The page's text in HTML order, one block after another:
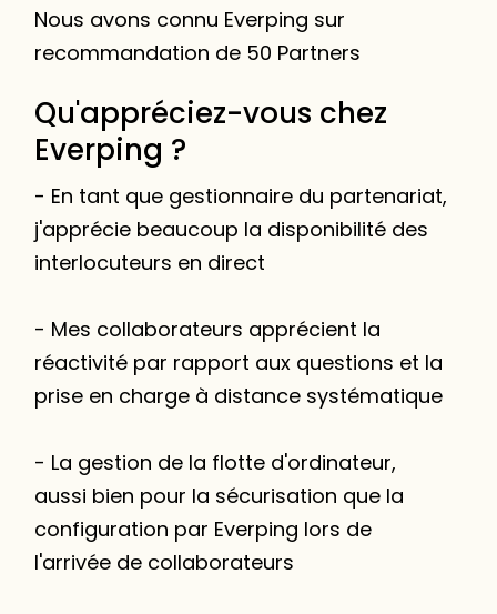
Nous avons connu Everping sur
recommandation de 50 Partners
Qu'appréciez-vous chez
Everping ?
- En tant que gestionnaire du partenariat,
j'apprécie beaucoup la disponibilité des
interlocuteurs en direct
- Mes collaborateurs apprécient la
réactivité par rapport aux questions et la
prise en charge à distance systématique
- La gestion de la flotte d'ordinateur,
aussi bien pour la sécurisation que la
configuration par Everping lors de
l'arrivée de collaborateurs